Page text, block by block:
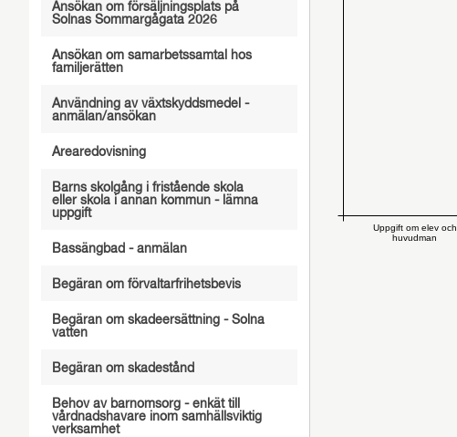
Ansökan om försäljningsplats på
Solnas Sommargågata 2026
Ansökan om samarbetssamtal hos
familjerätten
Användning av växtskyddsmedel -
anmälan/ansökan
Arearedovisning
Barns skolgång i fristående skola
eller skola i annan kommun - lämna
uppgift
Bassängbad - anmälan
Begäran om förvaltarfrihetsbevis
Begäran om skadeersättning - Solna
vatten
Begäran om skadestånd
Behov av barnomsorg - enkät till
vårdnadshavare inom samhällsviktig
verksamhet
Uppgift om elev och
huvudman